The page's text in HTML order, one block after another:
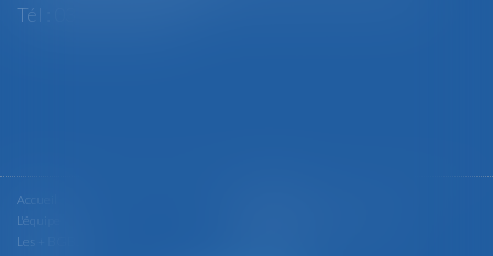
Tél : 03 29 56 15 98
Accueil
L'équipe
Les + BGBJ